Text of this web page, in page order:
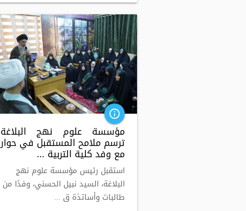
info_outline
مؤسسة علوم نهج البلاغة
ترسم ملامح المستقبل في حوار
مع وفد كلية التربية ...
استقبل رئيس مؤسسة علوم نهج
البلاغة، السيد نبيل الحسني، وفدًا من
طالبات وأساتذة ق ...